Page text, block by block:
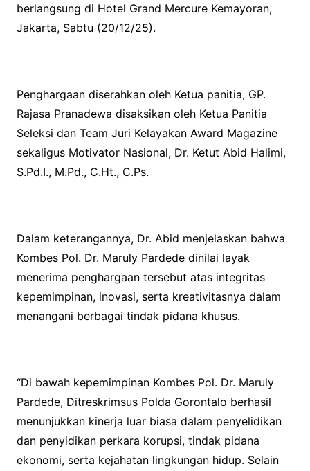
berlangsung di Hotel Grand Mercure Kemayoran,
Jakarta, Sabtu (20/12/25).
Penghargaan diserahkan oleh Ketua panitia, GP.
Rajasa Pranadewa disaksikan oleh Ketua Panitia
Seleksi dan Team Juri Kelayakan Award Magazine
sekaligus Motivator Nasional, Dr. Ketut Abid Halimi,
S.Pd.I., M.Pd., C.Ht., C.Ps.
Dalam keterangannya, Dr. Abid menjelaskan bahwa
Kombes Pol. Dr. Maruly Pardede dinilai layak
menerima penghargaan tersebut atas integritas
kepemimpinan, inovasi, serta kreativitasnya dalam
menangani berbagai tindak pidana khusus.
“Di bawah kepemimpinan Kombes Pol. Dr. Maruly
Pardede, Ditreskrimsus Polda Gorontalo berhasil
menunjukkan kinerja luar biasa dalam penyelidikan
dan penyidikan perkara korupsi, tindak pidana
ekonomi, serta kejahatan lingkungan hidup. Selain